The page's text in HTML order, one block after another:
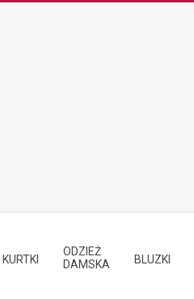
KURTKI
ODZIEŻ
DAMSKA
BLUZKI